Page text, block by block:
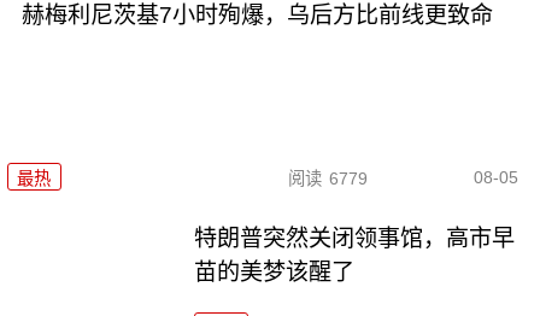
赫梅利尼茨基7小时殉爆，乌后方比前线更致命
最热 阅读 6779 08-05
特朗普突然关闭领事馆，高市早
苗的美梦该醒了